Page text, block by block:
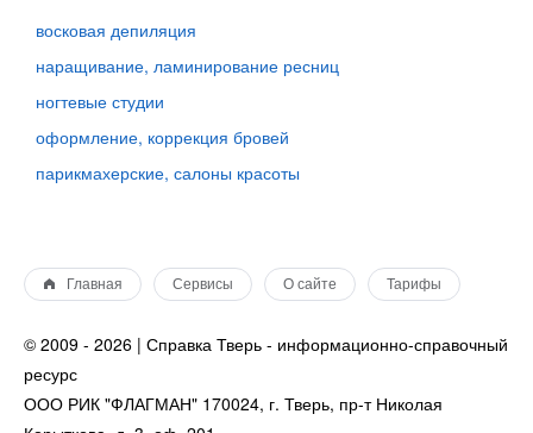
восковая депиляция
наращивание, ламинирование ресниц
ногтевые студии
оформление, коррекция бровей
парикмахерские, салоны красоты
Главная Сервисы О сайте Тарифы
© 2009 - 2026 | Справка Тверь - информационно-справочный
ресурс
ООО РИК "ФЛАГМАН" 170024, г. Тверь, пр-т Николая